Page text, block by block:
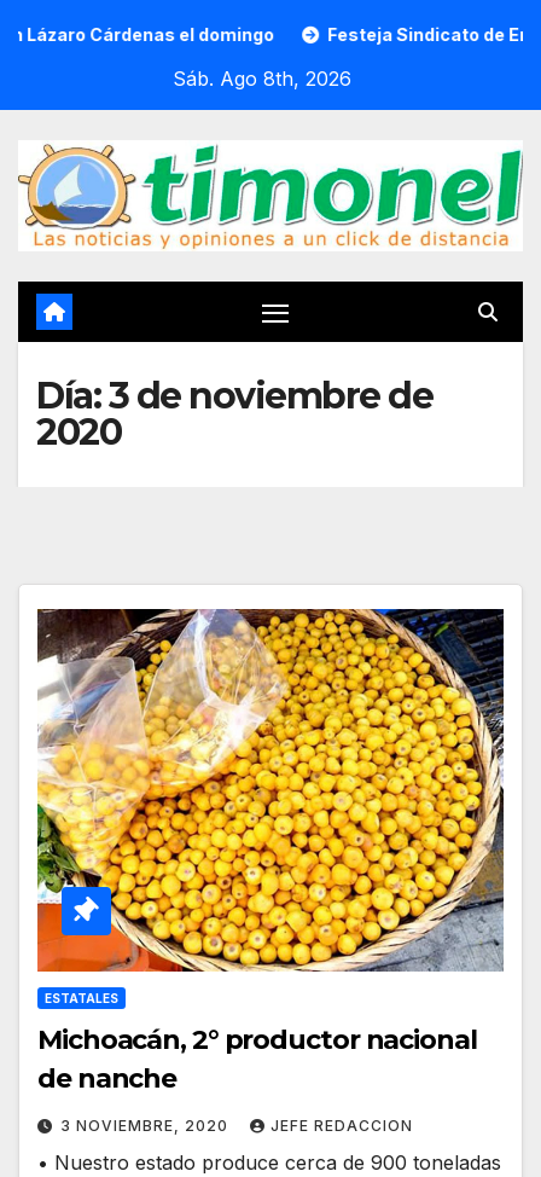
el domingo Festeja Sindicato de Empleados
Sáb. Ago 8th, 2026
Día:3 de noviembre de
2020
ESTATALES
Michoacán, 2° productor nacional
de nanche
3 NOVIEMBRE, 2020 JEFE REDACCION
• Nuestro estado produce cerca de 900 toneladas